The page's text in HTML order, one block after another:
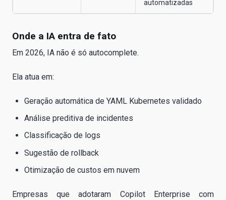
automatizadas
Onde a IA entra de fato
Em 2026, IA não é só autocomplete.
Ela atua em:
Geração automática de YAML Kubernetes validado
Análise preditiva de incidentes
Classificação de logs
Sugestão de rollback
Otimização de custos em nuvem
Empresas que adotaram Copilot Enterprise com